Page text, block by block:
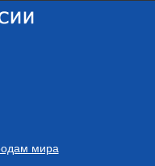
мира